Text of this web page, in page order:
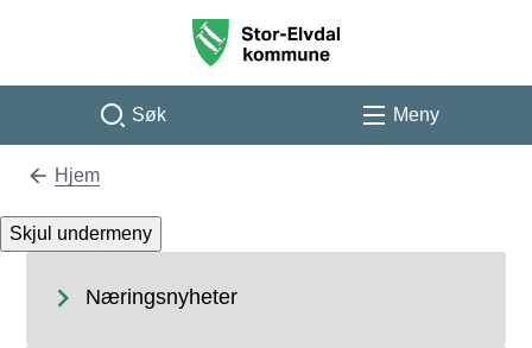
Stor-Elvdal kommune
Søk Meny
Du er her:
Hjem
Skjul undermeny
Næringsnyheter